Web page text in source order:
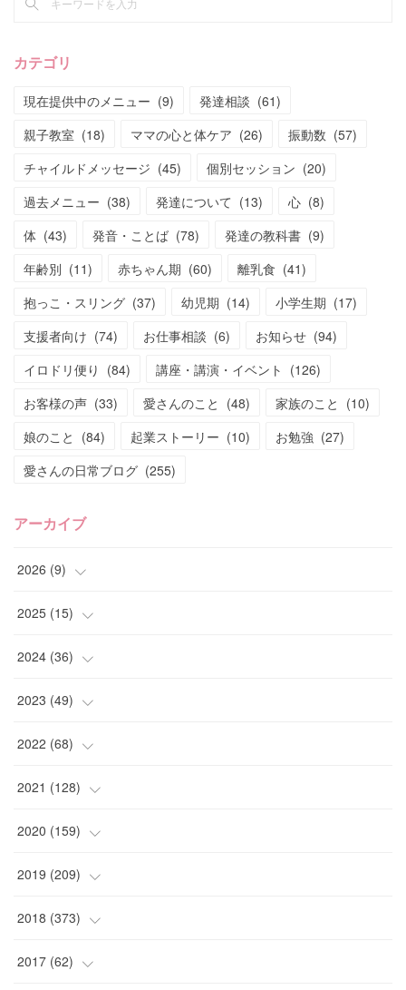
カテゴリ
現在提供中のメニュー (9) 発達相談 (61)
親子教室 (18) ママの心と体ケア (26) 振動数 (57)
チャイルドメッセージ (45) 個別セッション (20)
過去メニュー (38) 発達について (13) 心 (8)
体 (43) 発音・ことば (78) 発達の教科書 (9)
年齢別 (11) 赤ちゃん期 (60) 離乳食 (41)
抱っこ・スリング (37) 幼児期 (14) 小学生期 (17)
支援者向け (74) お仕事相談 (6) お知らせ (94)
イロドリ便り (84) 講座・講演・イベント (126)
お客様の声 (33) 愛さんのこと (48) 家族のこと (10)
娘のこと (84) 起業ストーリー (10) お勉強 (27)
愛さんの日常ブログ (255)
アーカイブ
2026 (9)
(4)
(2)
(1)
(2)
2025 (15)
(4)
(2)
(2)
(3)
( 1)
2024 (36)
(2)
(2)
(1)
( 4)
( 3)
2023 (49)
(1)
(2)
( 5)
(5)
(3)
2022 (68)
(6)
( 6)
(3)
(4)
(4)
2021 (128)
(10)
(9)
(7)
(12
2020 (159)
(15)
(11)
(9)
2019 (209)
(16)
(17
2018 (373)
(18
2017 (62)